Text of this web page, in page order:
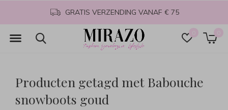
0 0
GRATIS VERZENDING VANAF € 75
Producten getagd met Babouche
snowboots goud